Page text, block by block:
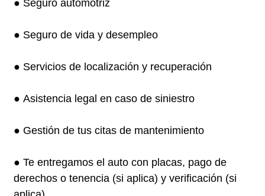
● Seguro automotriz
● Seguro de vida y desempleo
● Servicios de localización y recuperación
● Asistencia legal en caso de siniestro
● Gestión de tus citas de mantenimiento
● Te entregamos el auto con placas, pago de
derechos o tenencia (si aplica) y verificación (si